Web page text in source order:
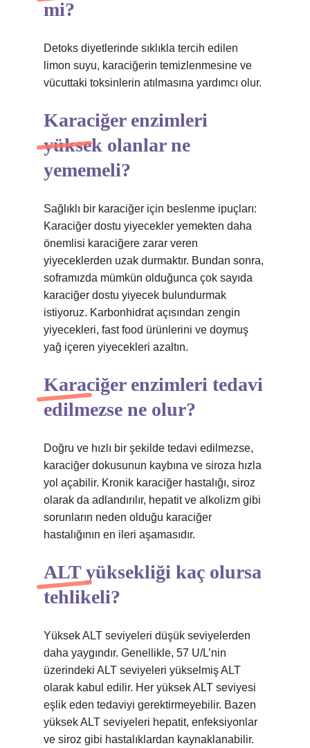
mi?
Detoks diyetlerinde sıklıkla tercih edilen
limon suyu, karaciğerin temizlenmesine ve
vücuttaki toksinlerin atılmasına yardımcı olur.
Karaciğer enzimleri
yüksek olanlar ne
yememeli?
Sağlıklı bir karaciğer için beslenme ipuçları:
Karaciğer dostu yiyecekler yemekten daha
önemlisi karaciğere zarar veren
yiyeceklerden uzak durmaktır. Bundan sonra,
soframızda mümkün olduğunca çok sayıda
karaciğer dostu yiyecek bulundurmak
istiyoruz. Karbonhidrat açısından zengin
yiyecekleri, fast food ürünlerini ve doymuş
yağ içeren yiyecekleri azaltın.
Karaciğer enzimleri tedavi
edilmezse ne olur?
Doğru ve hızlı bir şekilde tedavi edilmezse,
karaciğer dokusunun kaybına ve siroza hızla
yol açabilir. Kronik karaciğer hastalığı, siroz
olarak da adlandırılır, hepatit ve alkolizm gibi
sorunların neden olduğu karaciğer
hastalığının en ileri aşamasıdır.
ALT yüksekliği kaç olursa
tehlikeli?
Yüksek ALT seviyeleri düşük seviyelerden
daha yaygındır. Genellikle, 57 U/L’nin
üzerindeki ALT seviyeleri yükselmiş ALT
olarak kabul edilir. Her yüksek ALT seviyesi
eşlik eden tedaviyi gerektirmeyebilir. Bazen
yüksek ALT seviyeleri hepatit, enfeksiyonlar
ve siroz gibi hastalıklardan kaynaklanabilir.